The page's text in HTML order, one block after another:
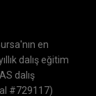
en
dalış eğitim
dalış
#729117)